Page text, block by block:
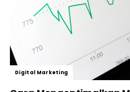
Digital Marketing